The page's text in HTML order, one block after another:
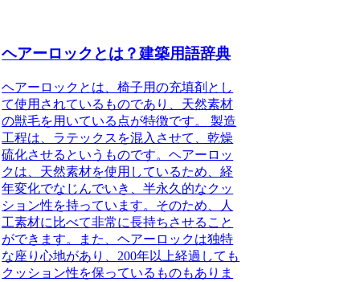
ヘアーロックとは？建築用語辞典
ヘアーロックとは、椅子用の充填剤とし
て使用されているものであり、天然素材
の獣毛を用いている点が特徴です。
製造
工程は、ラテックスを混入させて、乾燥
硫化させるというものです。ヘアーロッ
クは、天然素材を使用しているため、経
年変化でなじんでいき、半永久的なクッ
ション性を持っています。そのため、人
工素材に比べて非常に長持ちさせること
ができます。また、ヘアーロックは独特
な座り心地があり、200年以上経過しても
クッション性を保っているものもありま